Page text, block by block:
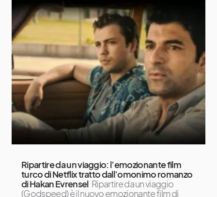
Ripartire da un viaggio: l’emozionante film
turco di Netflix tratto dall’omonimo romanzo
di Hakan Evrensel Ripartire da un viaggio
(Godspeed) è il nuovo emozionante film di